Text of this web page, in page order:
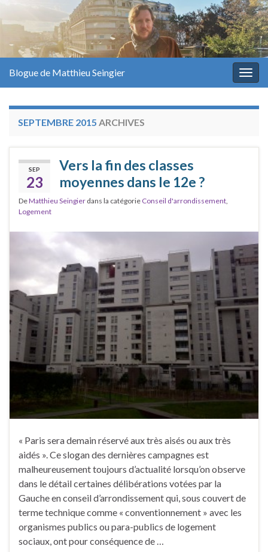
Blogue de Matthieu Seingier
SEPTEMBRE 2015 ARCHIVES
SEP
23
Vers la fin des classes
moyennes dans le 12e ?
DeMatthieu Seingier dans la catégorie Conseil d'arrondissement
Logement
« Paris sera demain réservé aux très aisés ou aux très
aidés ». Ce slogan des dernières campagnes est
malheureusement toujours d’actualité lorsqu’on observe
dans le détail certaines délibérations votées par la
Gauche en conseil d’arrondissement qui, sous couvert de
terme technique comme « conventionnement » avec les
organismes publics ou para-publics de logement
sociaux, ont pour conséquence de …